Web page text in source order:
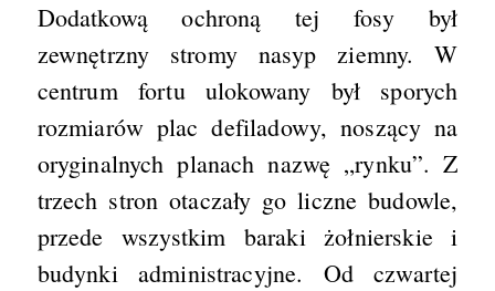
Dodatkową ochroną tej fosy był
zewnętrzny stromy nasyp ziemny. W
centrum fortu ulokowany był sporych
rozmiarów plac defiladowy, noszący na
oryginalnych planach nazwę „rynku”. Z
trzech stron otaczały go liczne budowle,
przede wszystkim baraki żołnierskie i
budynki administracyjne. Od czwartej